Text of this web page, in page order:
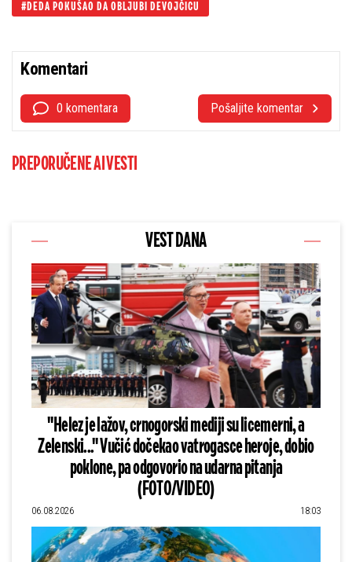
DEDA POKUŠAO DA OBLJUBI DEVOJČICU
Komentari
0 komentara Pošaljite komentar
PREPORUČENE AI VESTI
VEST DANA
"Helez je lažov, crnogorski mediji su licemerni, a
Zelenski..." Vučić dočekao vatrogasce heroje, dobio
poklone, pa odgovorio na udarna pitanja
(FOTO/VIDEO)
06.08.2026 18:03